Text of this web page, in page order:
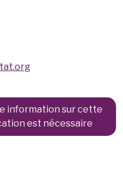
information sur cette
est nécessaire